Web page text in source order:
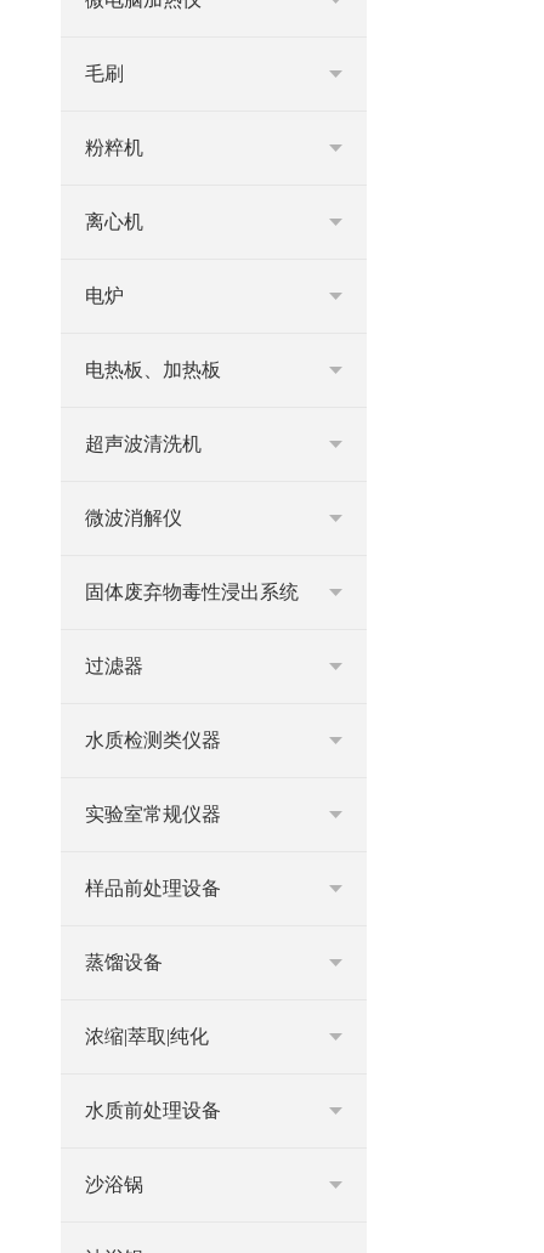
毛刷
粉粹机
离心机
电炉
电热板、加热板
超声波清洗机
微波消解仪
固体废弃物毒性浸出系统
过滤器
水质检测类仪器
实验室常规仪器
样品前处理设备
蒸馏设备
浓缩|萃取|纯化
水质前处理设备
沙浴锅